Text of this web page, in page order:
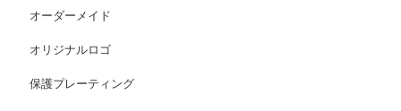
オーダーメイド
オリジナルロゴ
保護プレーティング